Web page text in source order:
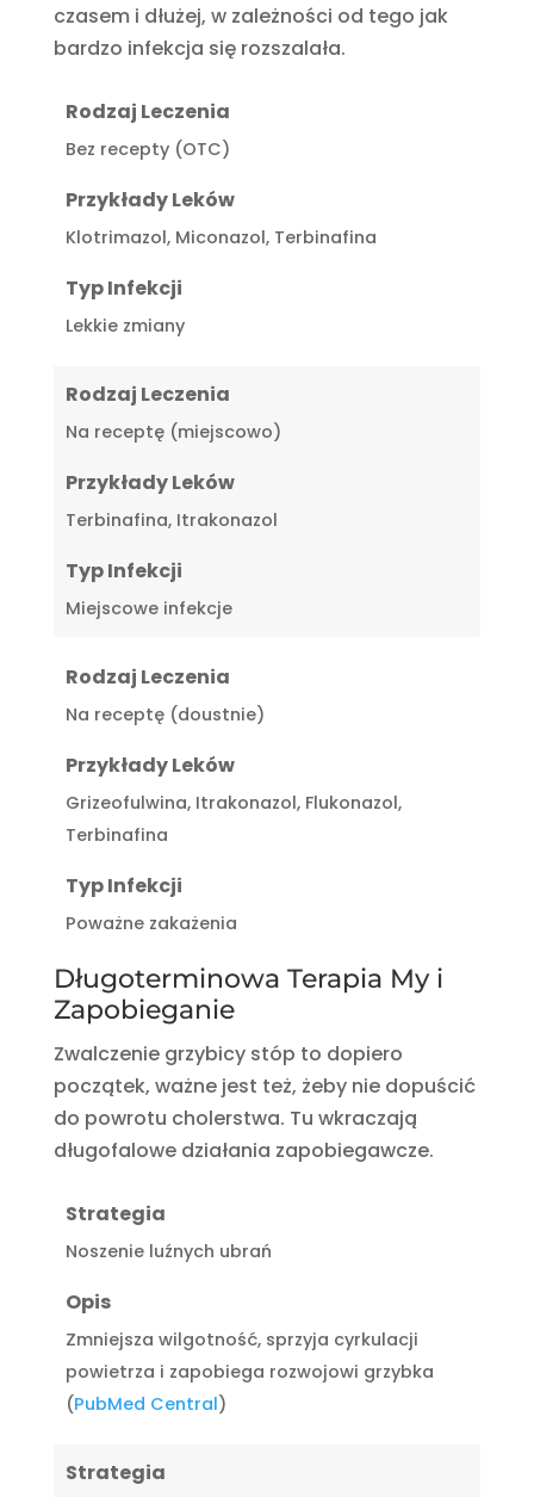
czasem i dłużej, w zależności od tego jak
bardzo infekcja się rozszalała.
Rodzaj Leczenia
Bez recepty (OTC)
Przykłady Leków
Klotrimazol, Miconazol, Terbinafina
Typ Infekcji
Lekkie zmiany
Rodzaj Leczenia
Na receptę (miejscowo)
Przykłady Leków
Terbinafina, Itrakonazol
Typ Infekcji
Miejscowe infekcje
Rodzaj Leczenia
Na receptę (doustnie)
Przykłady Leków
Grizeofulwina, Itrakonazol, Flukonazol,
Terbinafina
Typ Infekcji
Poważne zakażenia
Długoterminowa Terapia My i
Zapobieganie
Zwalczenie grzybicy stóp to dopiero
początek, ważne jest też, żeby nie dopuścić
do powrotu cholerstwa. Tu wkraczają
długofalowe działania zapobiegawcze.
Strategia
Noszenie luźnych ubrań
Opis
Zmniejsza wilgotność, sprzyja cyrkulacji
powietrza i zapobiega rozwojowi grzybka
(PubMed Central)
Strategia